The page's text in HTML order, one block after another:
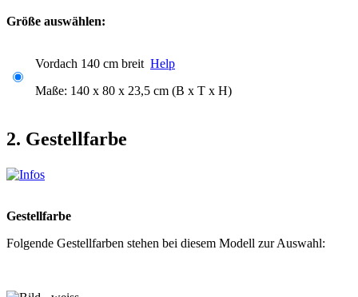
Größe auswählen:
Vordach 140 cm breit Help
Maße: 140 x 80 x 23,5 cm (B x T x H)
2. Gestellfarbe
Gestellfarbe
Folgende Gestellfarben stehen bei diesem Modell zur Auswahl: